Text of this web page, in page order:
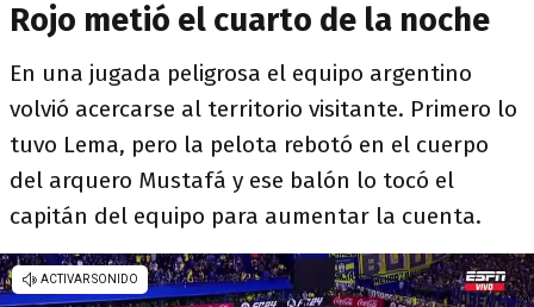
Rojo metió el cuarto de la noche
En una jugada peligrosa el equipo argentino
volvió acercarse al territorio visitante. Primero lo
tuvo Lema, pero la pelota rebotó en el cuerpo
del arquero Mustafá y ese balón lo tocó el
capitán del equipo para aumentar la cuenta.